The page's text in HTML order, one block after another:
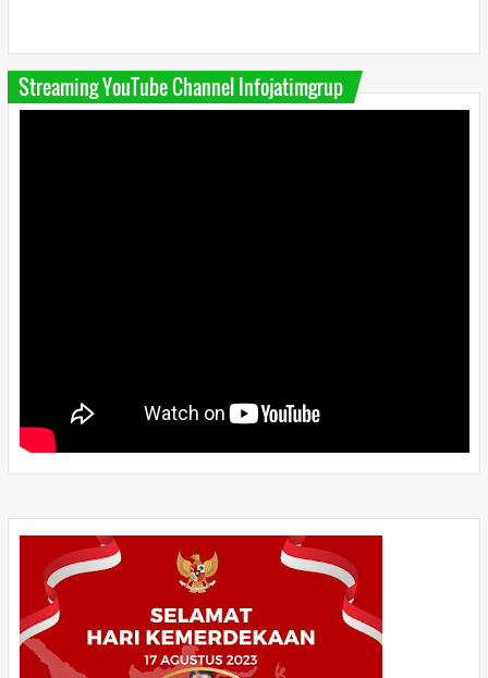
Streaming YouTube Channel Infojatimgrup